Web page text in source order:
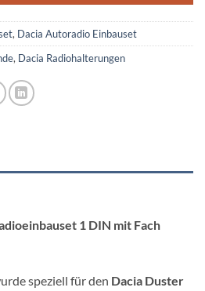
, Dacia Autoradio Einbauset
, Dacia Radiohalterungen
1 DIN mit Fach
speziell für den Dacia Duster